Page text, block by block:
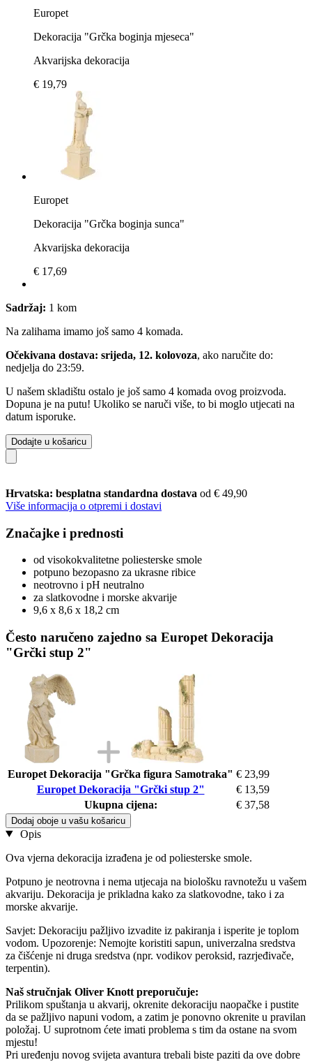
Europet
Dekoracija "Grčka boginja mjeseca"
Akvarijska dekoracija
€ 19,79
Europet
Dekoracija "Grčka boginja sunca"
Akvarijska dekoracija
€ 17,69
Sadržaj: 1 kom
Na zalihama imamo još samo 4 komada.
Očekivana dostava: srijeda, 12. kolovoza, ako naručite do:
nedjelja do 23:59.
U našem skladištu ostalo je još samo 4 komada ovog proizvoda.
Dopuna je na putu! Ukoliko se naruči više, to bi moglo utjecati na
datum isporuke.
Dodajte u košaricu
Hrvatska: besplatna standardna dostava od € 49,90
Više informacija o otpremi i dostavi
Značajke i prednosti
od visokokvalitetne poliesterske smole
potpuno bezopasno za ukrasne ribice
neotrovno i pH neutralno
za slatkovodne i morske akvarije
9,6 x 8,6 x 18,2 cm
Često naručeno zajedno sa Europet Dekoracija
"Grčki stup 2"
Europet Dekoracija "Grčka figura Samotraka" € 23,99
Europet Dekoracija "Grčki stup 2"
€ 13,59
Ukupna cijena:
€ 37,58
Dodaj oboje u vašu košaricu
Opis
Ova vjerna dekoracija izrađena je od poliesterske smole.
Potpuno je neotrovna i nema utjecaja na biološku ravnotežu u vašem
akvariju. Dekoracija je prikladna kako za slatkovodne, tako i za
morske akvarije.
Savjet: Dekoraciju pažljivo izvadite iz pakiranja i isperite je toplom
vodom. Upozorenje: Nemojte koristiti sapun, univerzalna sredstva
za čišćenje ni druga sredstva (npr. vodikov peroksid, razrjeđivače,
terpentin).
Naš stručnjak Oliver Knott preporučuje:
Prilikom spuštanja u akvarij, okrenite dekoraciju naopačke i pustite
da se pažljivo napuni vodom, a zatim je ponovno okrenite u pravilan
položaj. U suprotnom ćete imati problema s tim da ostane na svom
mjestu!
Pri uređenju novog svijeta avantura trebali biste paziti da ove dobre